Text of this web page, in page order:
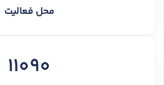
محل فعالیت
11090